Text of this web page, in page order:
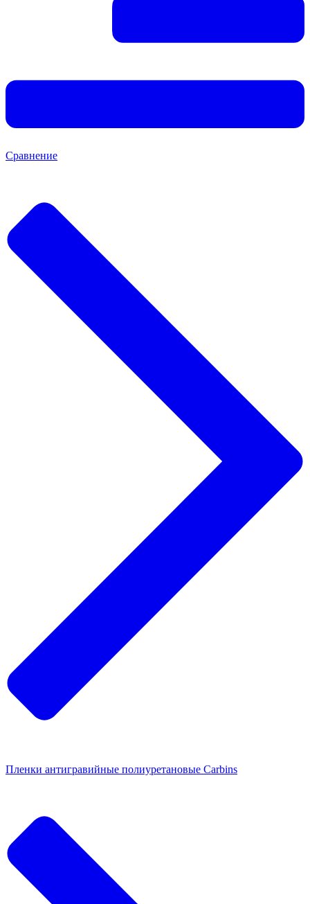
Сравнение
Пленки антигравийные полиуретановые Carbins